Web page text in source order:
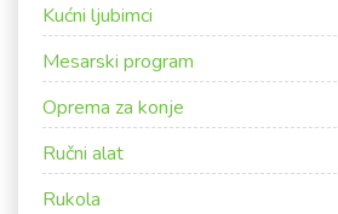
Kućni ljubimci
Mesarski program
Oprema za konje
Ručni alat
Rukola